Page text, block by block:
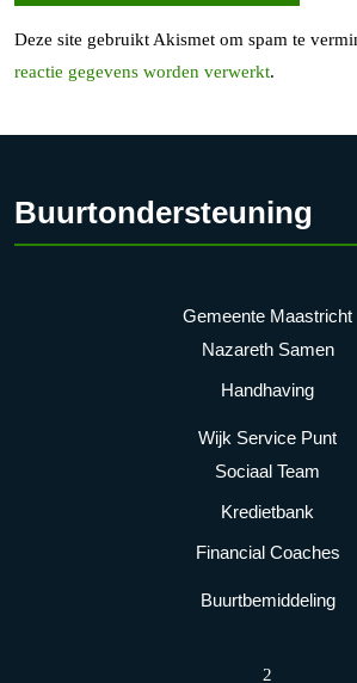
Deze site gebruikt Akismet om spam te
reactie gegevens worden verwerkt.
Buurtondersteuning
Gemeente Maastricht
Nazareth Samen
Handhaving
Wijk Service Punt
Sociaal Team
Kredietbank
Financial Coaches
Buurtbemiddeling
2